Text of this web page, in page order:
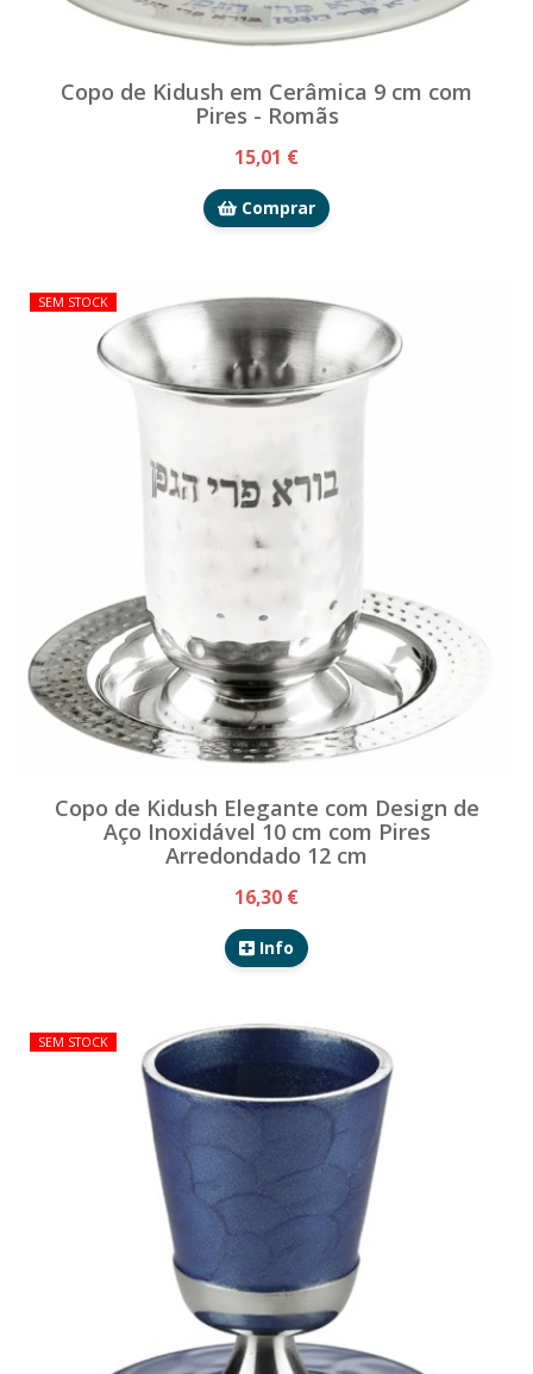
Copo de Kidush em Cerâmica 9 cm com
Pires - Romãs
15,01 €
Comprar
SEM STOCK
Copo de Kidush Elegante com Design de
Aço Inoxidável 10 cm com Pires
Arredondado 12 cm
16,30 €
Info
SEM STOCK